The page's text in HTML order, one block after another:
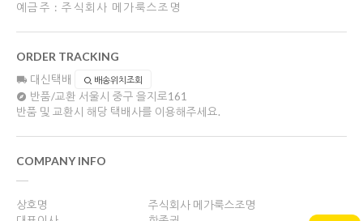
예금주 : 주식회사 메가룩스조명
ORDER TRACKING
대신택배 배송위치조회
반품/교환 서울시 중구 을지로161
반품 및 교환시 해당 택배사를 이용해주세요.
COMPANY INFO
상호명
주식회사 메가룩스조명